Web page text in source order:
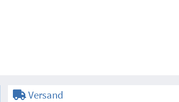
Versand